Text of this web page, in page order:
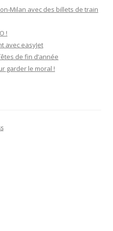
Milan avec des billets de train
!
avec easyJet
de fin d’année
garder le moral !